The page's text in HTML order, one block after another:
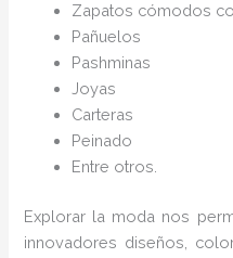
Zapatos cómodos
Pañuelos
Pashminas
Joyas
Carteras
Peinado
Entre otros.
Explorar la moda nos
innovadores diseños,